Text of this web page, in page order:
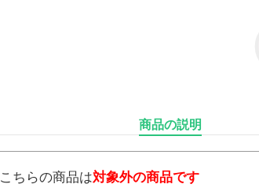
商品の説明
こちらの商品は対象外の商品です